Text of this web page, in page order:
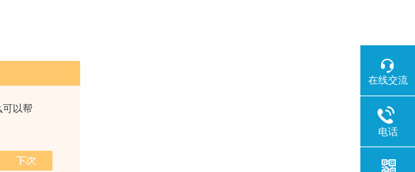
可以帮
系。
在线交流
电话